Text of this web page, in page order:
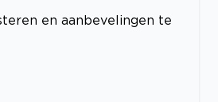
en aanbevelingen te